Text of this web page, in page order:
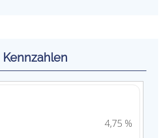
Kennzahlen
4,75 %